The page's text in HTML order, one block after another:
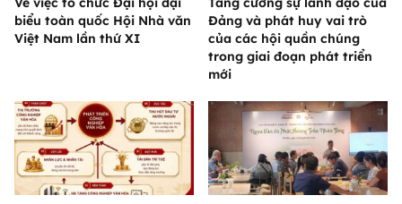
biểu toàn quốc Hội Nhà văn
Việt Nam lần thứ XI
Đảng và phát huy vai trò
của các hội quần chúng
trong giai đoạn phát triển
mới